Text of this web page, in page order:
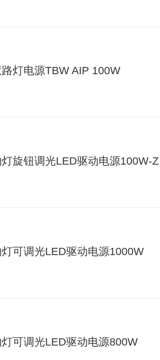
灯电源TBW AIP 100W
旋钮调光LED驱动电源100W-Z
可调光LED驱动电源1000W
可调光LED驱动电源800W